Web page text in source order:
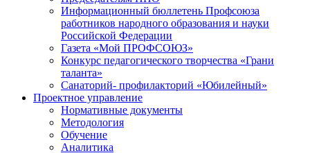
Информационный бюллетень Профсоюза
работников народного образования и науки
Российской Федерации
Газета «Мой ПРОФСОЮЗ»
Конкурс педагогического творчества «Грани
таланта»
Санаторий- профилакторий «Юбилейный»
Проектное управление
Нормативные документы
Методология
Обучение
Аналитика